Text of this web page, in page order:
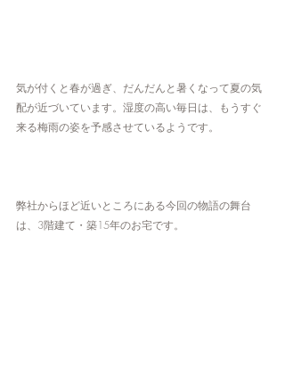
気が付くと春が過ぎ、だんだんと暑くなって夏の気
配が近づいています。湿度の高い毎日は、もうすぐ
来る梅雨の姿を予感させているようです。
弊社からほど近いところにある今回の物語の舞台
は、3階建て・築15年のお宅です。